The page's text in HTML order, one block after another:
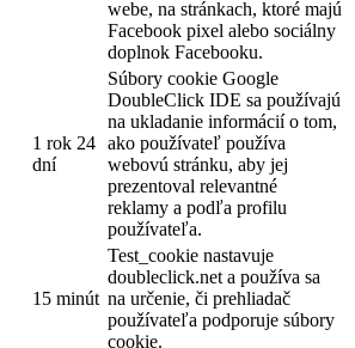
webe, na stránkach, ktoré majú
Facebook pixel alebo sociálny
doplnok Facebooku.
1 rok 24
dní
Súbory cookie Google
DoubleClick IDE sa používajú
na ukladanie informácií o tom,
ako používateľ používa
webovú stránku, aby jej
prezentoval relevantné
reklamy a podľa profilu
používateľa.
15 minút
Test_cookie nastavuje
doubleclick.net a používa sa
na určenie, či prehliadač
používateľa podporuje súbory
cookie.